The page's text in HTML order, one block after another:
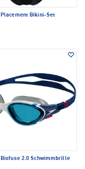
Placement Bikini-Set
Biofuse 2.0 Schwimmbrille